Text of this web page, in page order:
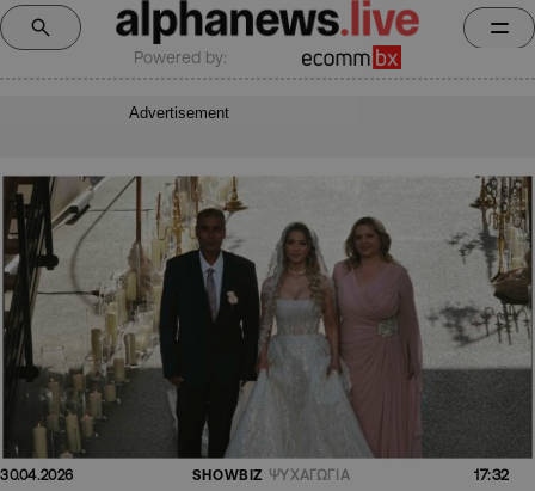
Powered by:
Advertisement
30.04.2026 SHOWBIZ ΨΥΧΑΓΩΓΙΑ 17:32